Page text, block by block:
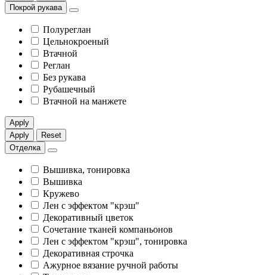
Покрой рукава
Полуреглан
Цельнокроеный
Втачной
Реглан
Без рукава
Рубашечный
Втачной на манжете
Apply
Apply
Reset
Отделка
Вышивка, тонировка
Вышивка
Кружево
Лен с эффектом "крэш"
Декоративный цветок
Сочетание тканей компаньонов
Лен с эффектом "крэш", тонировка
Декоративная строчка
Ажурное вязание ручной работы